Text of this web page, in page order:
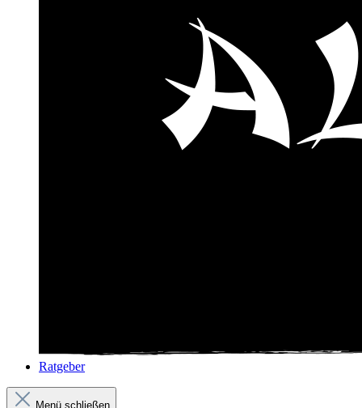
Ratgeber
Menü schließen